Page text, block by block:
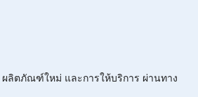
ลิตภัณฑ์ใหม่ และการให้บริการ ผ่านทาง